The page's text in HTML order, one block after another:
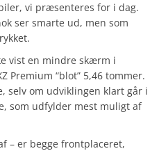
vi præsenteres for i dag.
ser smarte ud, men som
vist en mindre skærm i
Premium “blot” 5,46 tommer.
selv om udviklingen klart går i
som udfylder mest muligt af
– er begge frontplaceret,